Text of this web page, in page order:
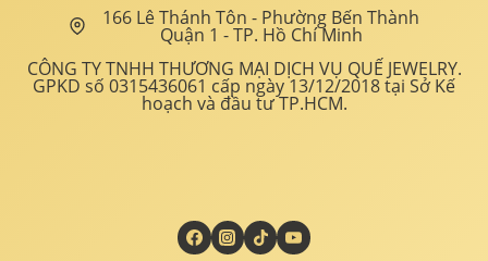
166 Lê Thánh Tôn - Phường Bến Thành
Quận 1 - TP. Hồ Chí Minh
CÔNG TY TNHH THƯƠNG MẠI DỊCH VỤ QUẾ JEWELRY.
GPKD số 0315436061 cấp ngày 13/12/2018 tại Sở Kế
hoạch và đầu tư TP.HCM.